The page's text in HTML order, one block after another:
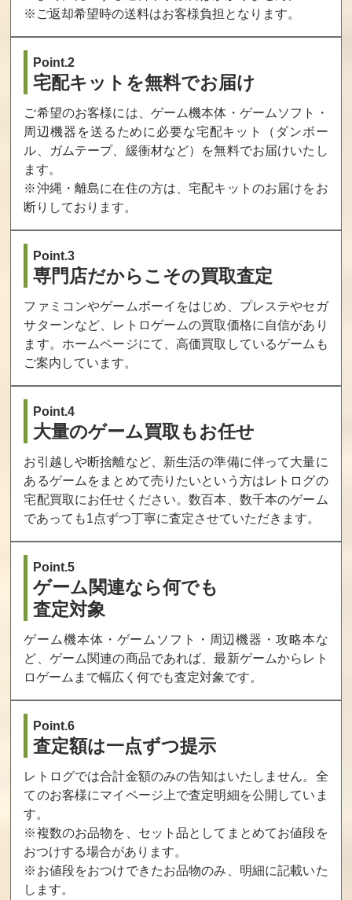
※ご返却希望時の送料はお客様負担となります。
Point.2
宅配キットを無料でお届け
ご希望のお客様には、ゲーム機本体・ゲームソフト・
周辺機器を送るために必要な宅配キット（ダンボー
ル、ガムテープ、緩衝材など）を無料でお届けいたし
ます。
※沖縄・離島に在住の方は、宅配キットのお届けをお
断りしております。
Point.3
専門店だからこその買取査定
ファミコンやゲームボーイをはじめ、プレステやセガ
サターンなど、レトロゲームの買取価格に自信があり
ます。ホームページにて、高価買取しているゲームも
ご案内しています。
Point.4
大量のゲーム買取もお任せ
お引越しや断捨離など、新生活の準備に伴って大量に
あるゲームをまとめて売りたいという方はレトログの
宅配買取にお任せください。数百本、数千本のゲーム
であっても1点ずつ丁寧に査定させていただきます。
Point.5
ゲーム関連なら何でも
査定対象
ゲーム機本体・ゲームソフト・周辺機器・攻略本な
ど、ゲーム関連の商品であれば、最新ゲームからレト
ロゲームまで幅広く何でも査定対象です。
Point.6
査定額は一点ずつ提示
レトログでは合計金額のみの告知はいたしません。全
てのお客様にマイページ上で査定明細を公開していま
す。
※複数のお品物を、セット品としてまとめてお値段を
おつけする場合があります。
※お値段をおつけできたお品物のみ、明細に記載いた
します。